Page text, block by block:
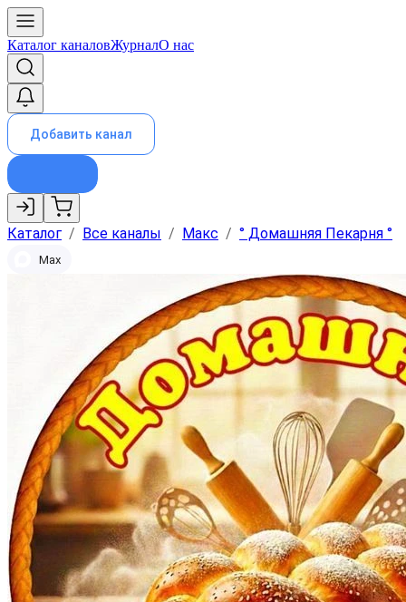
Каталог каналовЖурналО нас
Добавить канал
Каталог / Все каналы / Макс / ° Домашняя Пекарня °
Max